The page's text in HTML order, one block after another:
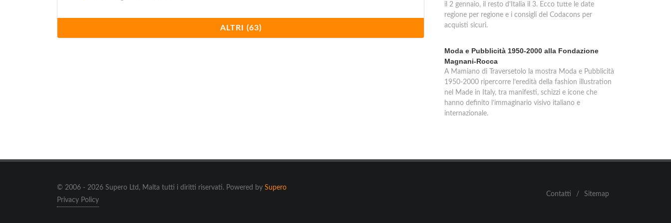
via Tiberina Sud 320, Deruta
via Molise 5/7, Città della Pieve
Camiceria Etrusca
viale Romagna 73, Città di Castello
ALTRI (63)
il 2 gennaio, il resto d'Italia il 3. Ecco tutte le date
regione per regione e i consigli del Codacons per
acquisti sicuri.
Moda e Pubblicità 1950-2000 alla Fondazione
Magnani-Rocca
A Mamiano di Traversetolo la mostra Moda e Pubblicità
1950-2000 ripercorre l’eredità della fashion illustration
nel Made in Italy, tra manifesti, schizzi e icone che
hanno definito l’immaginario visivo italiano e
internazionale.
© 2006 - 2026 Supero Ltd, Malta tutti i diritti riservati. Powered by Supero
Privacy Policy
Contatti / Sitemap